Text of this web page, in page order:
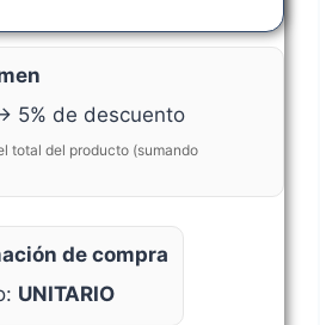
5% de descuento
total del producto (sumando
de compra
UNITARIO